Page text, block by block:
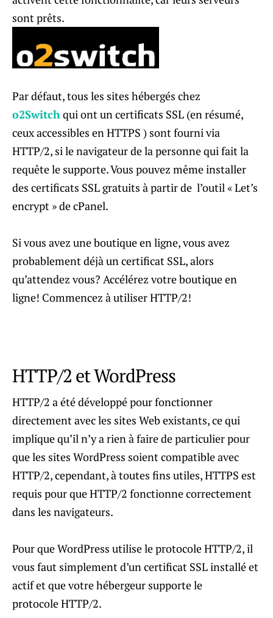
sont prêts.
Par défaut, tous les sites hébergés chez
o2Switchqui ont un certificats SSL (en résumé,
ceux accessibles en HTTPS ) sont fourni via
HTTP/2, si le navigateur de la personne qui fait la
requête le supporte. Vous pouvez même installer
des certificats SSL gratuits à partir de l’outil « Let’s
encrypt » de cPanel.
Si vous avez une boutique en ligne, vous avez
probablement déjà un certificat SSL, alors
qu’attendez vous? Accélérez votre boutique en
ligne! Commencez à utiliser HTTP/2!
HTTP/2 et WordPress
HTTP/2 a été développé pour fonctionner
directement avec les sites Web existants, ce qui
implique qu’il n’y a rien à faire de particulier pour
que les sites WordPress soient compatible avec
HTTP/2, cependant, à toutes fins utiles, HTTPS est
requis pour que HTTP/2 fonctionne correctement
dans les navigateurs.
Pour que WordPress utilise le protocole HTTP/2, il
vous faut simplement d’un certificat SSL installé et
actif et que votre hébergeur supporte le
protocole HTTP/2.